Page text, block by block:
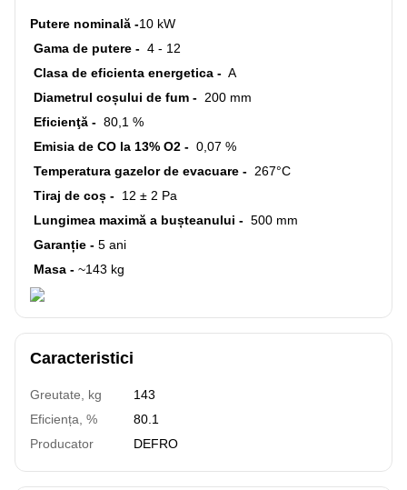
Putere nominală -10 kW
Gama de putere - 4 - 12
Clasa de eficienta energetica - A
Diametrul coșului de fum - 200 mm
Eficienţă - 80,1 %
Emisia de CO la 13% O2 - 0,07 %
Temperatura gazelor de evacuare - 267°С
Tiraj de coș - 12 ± 2 Pa
Lungimea maximă a bușteanului - 500 mm
Garanție - 5 ani
Masa - ~143 kg
Caracteristici
Greutate, kg
143
Eficiența, %
80.1
Producator
DEFRO